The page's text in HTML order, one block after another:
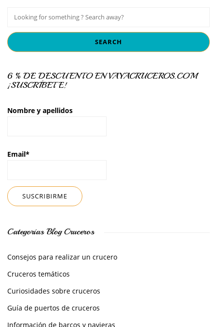
6 % DE DESCUENTO EN VAYACRUCEROS.COM
¡SUSCRÍBETE!
Nombre y apellidos
Email*
Categorías Blog Cruceros
Consejos para realizar un crucero
Cruceros temáticos
Curiosidades sobre cruceros
Guía de puertos de cruceros
Información de barcos y navieras